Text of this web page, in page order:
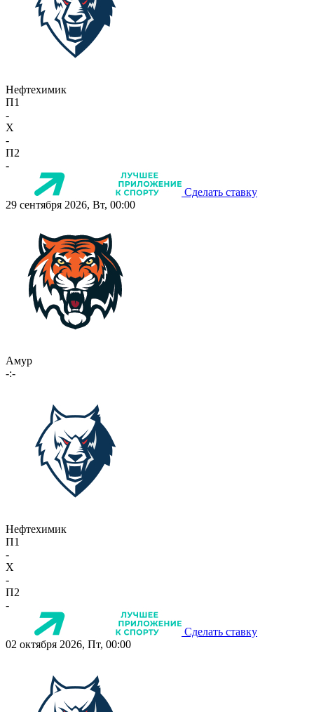
Нефтехимик
П1
-
X
-
П2
-
Сделать ставку
29 сентября 2026, Вт, 00:00
Амур
-:-
Нефтехимик
П1
-
X
-
П2
-
Сделать ставку
02 октября 2026, Пт, 00:00